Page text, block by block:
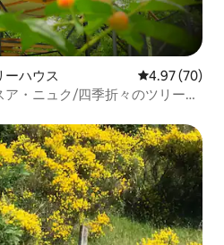
ーハウス レビュー70
4.97 (70)
・ニュク/四季折々のツリーハ
す。